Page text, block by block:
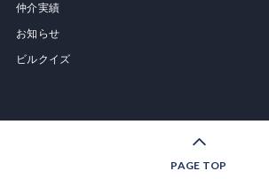
仲介実績
お知らせ
ビルクイズ
PAGE TOP